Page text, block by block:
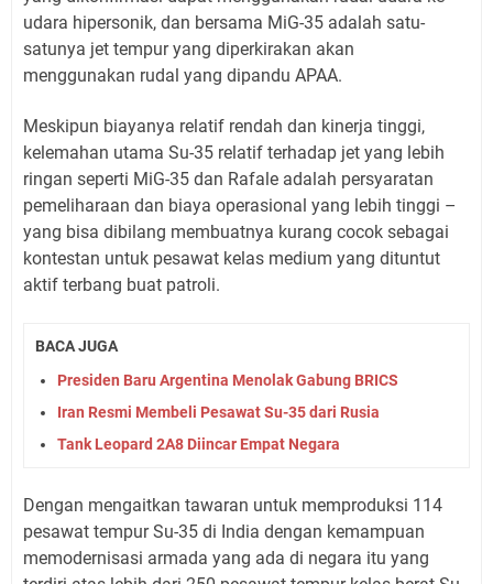
udara hipersonik, dan bersama MiG-35 adalah satu-
satunya jet tempur yang diperkirakan akan
menggunakan rudal yang dipandu APAA.
Meskipun biayanya relatif rendah dan kinerja tinggi,
kelemahan utama Su-35 relatif terhadap jet yang lebih
ringan seperti MiG-35 dan Rafale adalah persyaratan
pemeliharaan dan biaya operasional yang lebih tinggi –
yang bisa dibilang membuatnya kurang cocok sebagai
kontestan untuk pesawat kelas medium yang dituntut
aktif terbang buat patroli.
BACA JUGA
Presiden Baru Argentina Menolak Gabung BRICS
Iran Resmi Membeli Pesawat Su-35 dari Rusia
Tank Leopard 2A8 Diincar Empat Negara
Dengan mengaitkan tawaran untuk memproduksi 114
pesawat tempur Su-35 di India dengan kemampuan
memodernisasi armada yang ada di negara itu yang